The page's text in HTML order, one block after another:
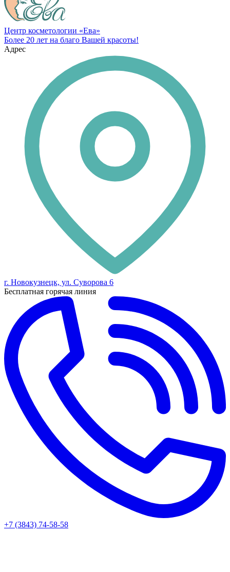
Центр косметологии «Ева»
Более 20 лет на благо Вашей красоты!
Адрес
г. Новокузнецк, ул. Суворова 6
Бесплатная горячая линия
+7 (3843) 74-58-58